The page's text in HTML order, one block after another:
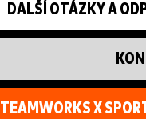
DALŠÍ OTÁZKY A
TEAMWORKS X